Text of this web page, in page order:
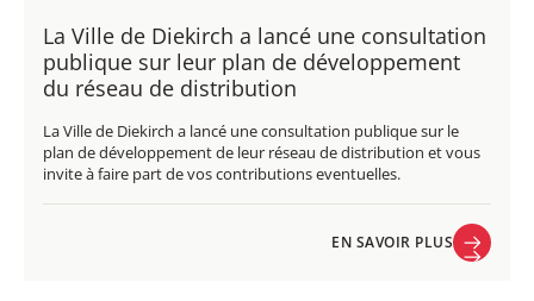
La Ville de Diekirch a lancé une consultation
publique sur leur plan de développement
du réseau de distribution
La Ville de Diekirch a lancé une consultation publique sur le
plan de développement de leur réseau de distribution et vous
invite à faire part de vos contributions eventuelles.
EN SAVOIR PLUS